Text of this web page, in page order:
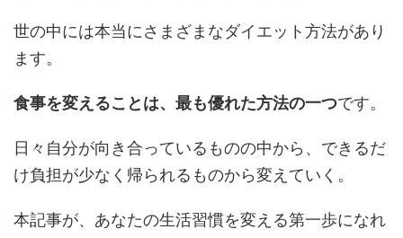
世の中には本当にさまざまなダイエット方法があり
ます。
食事を変えることは、最も優れた方法の一つです。
日々自分が向き合っているものの中から、できるだ
け負担が少なく帰られるものから変えていく。
本記事が、あなたの生活習慣を変える第一歩になれ